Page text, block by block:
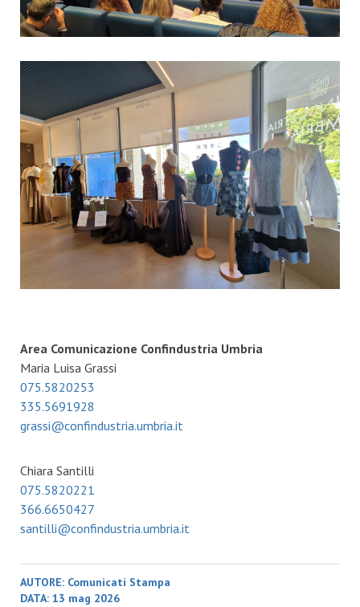
Area Comunicazione Confindustria Umbria
Maria Luisa Grassi
075.5820253
335.5691928
grassi@confindustria.umbria.it
Chiara Santilli
075.5820221
366.6650427
santilli@confindustria.umbria.it
AUTORE: Comunicati Stampa
DATA: 13 mag 2026